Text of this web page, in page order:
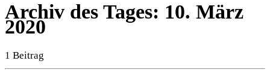
Archiv des Tages: 10. März
2020
1 Beitrag